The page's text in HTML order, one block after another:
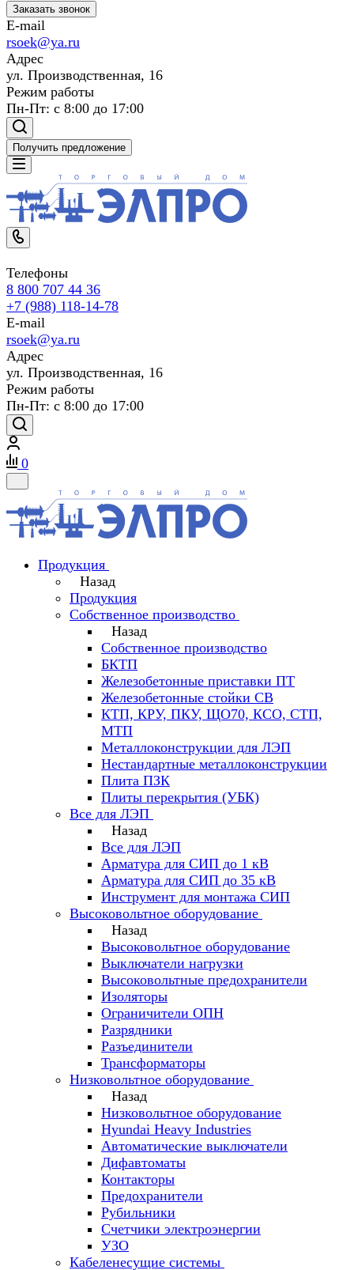
Заказать звонок
E-mail
rsoek@ya.ru
Адрес
ул. Производственная, 16
Режим работы
Пн-Пт: с 8:00 до 17:00
Получить предложение
Телефоны
8 800 707 44 36
+7 (988) 118-14-78
E-mail
rsoek@ya.ru
Адрес
ул. Производственная, 16
Режим работы
Пн-Пт: с 8:00 до 17:00
0
Продукция
Назад
Продукция
Собственное производство
Назад
Собственное производство
БКТП
Железобетонные приставки ПТ
Железобетонные стойки СВ
КТП, КРУ, ПКУ, ЩО70, КСО, СТП,
МТП
Металлоконструкции для ЛЭП
Нестандартные металлоконструкции
Плита ПЗК
Плиты перекрытия (УБК)
Все для ЛЭП
Назад
Все для ЛЭП
Арматура для СИП до 1 кВ
Арматура для СИП до 35 кВ
Инструмент для монтажа СИП
Высоковольтное оборудование
Назад
Высоковольтное оборудование
Выключатели нагрузки
Высоковольтные предохранители
Изоляторы
Ограничители ОПН
Разрядники
Разъединители
Трансформаторы
Низковольтное оборудование
Назад
Низковольтное оборудование
Hyundai Heavy Industries
Автоматические выключатели
Дифавтоматы
Контакторы
Предохранители
Рубильники
Счетчики электроэнергии
УЗО
Кабеленесущие системы